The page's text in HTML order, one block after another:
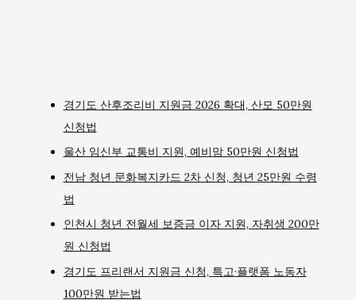
경기도 산후조리비 지원금 2026 확대, 산모 50만원
신청법
울산 임신부 교통비 지원, 예비맘 50만원 신청법
전남 청년 문화복지카드 2차 신청, 청년 25만원 수령
법
인천시 청년 전월세 보증금 이자 지원, 자취생 200만
원 신청법
경기도 프리랜서 지원금 신청, 특고·플랫폼 노동자
100만원 받는법